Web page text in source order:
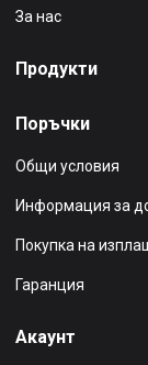
За нас
Продукти
Поръчки
Общи условия
Информация за
Покупка на
Гаранция
Акаунт